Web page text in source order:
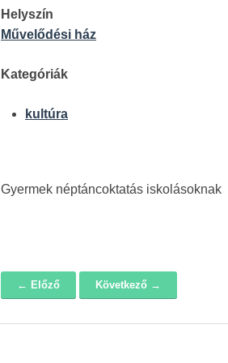
Helyszín
Művelődési ház
Kategóriák
kultúra
Gyermek néptáncoktatás iskolásoknak
← Előző Következő →